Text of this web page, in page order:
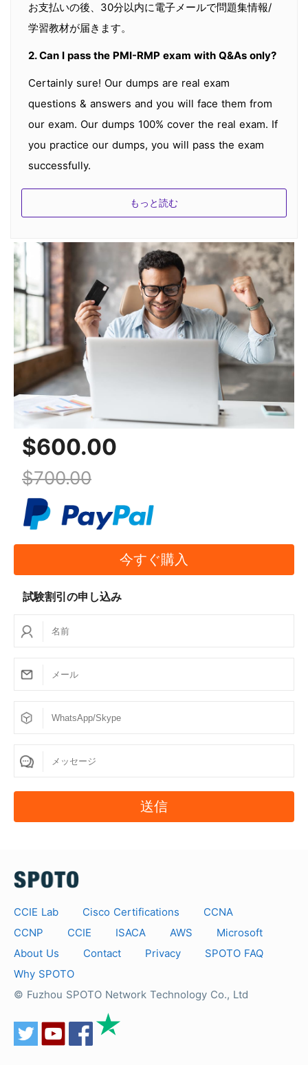
お支払いの後、30分以内に電子メールで問題集情報/
学習教材が届きます。
2. Can I pass the PMI-RMP exam with Q&As only?
Certainly sure! Our dumps are real exam
questions & answers and you will face them from
our exam. Our dumps 100% cover the real exam. If
you practice our dumps, you will pass the exam
successfully.
3.自分の製品が最新であることを知るにはどうしたら
よいですか？
すべての製品は完全に更新され、私たちの問題集はリ
モートサーバー上で最新のものです。問題集に更新が
ある場合、私たちのサービスは、電子メールで通知さ
れ、サーバーはまた、問題集を練習するときにあなた
を暖かくなります。
4.製品のアップデートの頻度を教えてください。
弊社の製品はすべてプロダクトマネージャーによって
週単位で見直されています。もし、ある認証ベンダー
が試験の問題を変更したら、弊社の製品もそれに応じ
て更新されます。
5.アップデートは無料ですか？
私達はあなたのサービス時間の間に自由な更新を提供
します。私たちは、あなたが少なくとも3日間問題集
6.賞味期限切れの製品を延長するには？
サービス期間が終了し、料金を支払ってサービス期間
7.問題集の形式は？
筆記試験の形式はVCEで、実際の試験形式と似てお
8.問題集の練習はどうすればいいのですか？
す。当社のリモートサーバーは、学習/復習のために1
モートサーバーにログインするためのアカウントをお
送りします。
常にいくつかの特別な日には、いくつかの特別な割引
10.ウェブサイトからお客様の情報を第三者が見ること
ができるのですか？
いいえ、それはできません。SPOTOは、すべてのお
もっと読む
$600.00
$700.00
今すぐ購入
試験割引の申し込み
送信
CCIE Lab Cisco Certifications
CCNA
CCNP
CCIE ISACA AWS
Microsoft
About Us
Contact Privacy
SPOTO FAQ
Why SPOTO
© Fuzhou SPOTO Network Technology Co., Ltd